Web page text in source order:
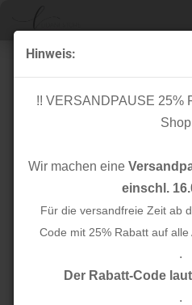
Hinweis:
!! VERSANDPAUSE 25%
Wir machen eine
einschl.
Für die versandfreie Zeit ab
Code mit 25% Rabatt auf alle
.
Der Rabatt-Code
.
Bio Schlauchbündchen -
Glitzer silber - A10 - Sparkle -
Albstoffe